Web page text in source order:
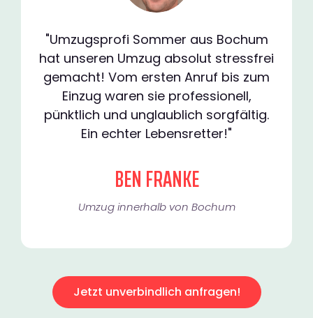
"Umzugsprofi Sommer aus Bochum
hat unseren Umzug absolut stressfrei
gemacht! Vom ersten Anruf bis zum
Einzug waren sie professionell,
pünktlich und unglaublich sorgfältig.
Ein echter Lebensretter!"
BEN FRANKE
Umzug innerhalb von Bochum​
Jetzt unverbindlich anfragen!